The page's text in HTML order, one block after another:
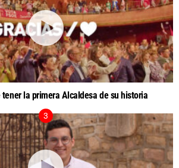
la primera Alcaldesa de su historia